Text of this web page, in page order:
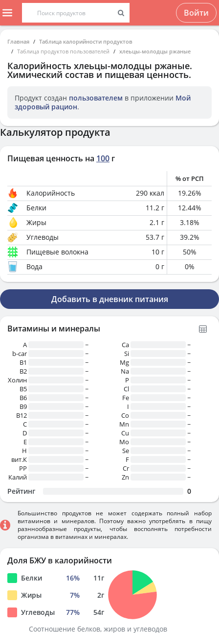
Войти
Главная
Таблица калорийности продуктов
Таблица продуктов пользователей
хлеьцы-молодцы ржаные
Калорийность хлеьцы-молодцы ржаные.
Химический состав и пищевая ценность.
Продукт создан пользователем в приложении Мой
здоровый рацион.
Калькулятор продукта
Пищевая ценность на 100 г
% от РСП
Калорийность 290 ккал 19.26%
Белки
11.2 г 12.44%
Жиры
2.1 г 3.18%
Углеводы
53.7 г 39.2%
Пищевые волокна
10 г 50%
Вода
0 г 0%
Добавить в дневник питания
Витамины и минералы
A
~
b-car
~
В1
~
B2
~
Холин
~
B5
~
B6
~
B9
~
B12
~
C
~
D
~
E
~
H
~
вит.К
~
PP
~
Калий
~
Ca
~
Si
~
Mg
~
Na
~
P
~
Cl
~
Fe
~
I
~
Co
~
Mn
~
Cu
~
Mo
~
Se
~
F
~
Cr
~
Zn
~
Рейтинг 0
Большинство продуктов не может содержать полный набор
витаминов и минералов. Поэтому важно употреблять в пищу
разннообразные продукты, чтобы восполнять потребности
организма в витаминах и минералах.
Доля БЖУ в калорийности
Белки 16% 11г
Жиры
7% 2г
Углеводы
77% 54г
Соотношение белков, жиров и углеводов